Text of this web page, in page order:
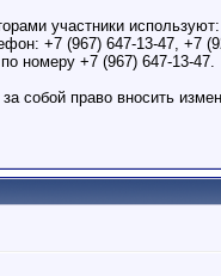
участники используют:
+7 (967) 647-13-47, +7
номеру +7 (967) 647-13-47.
собой право вносить